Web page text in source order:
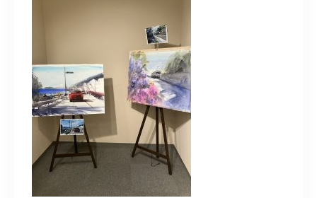
ATELIER
水彩ブログ
CONTACT
お問い合わせ
MEMBER
塾生専用